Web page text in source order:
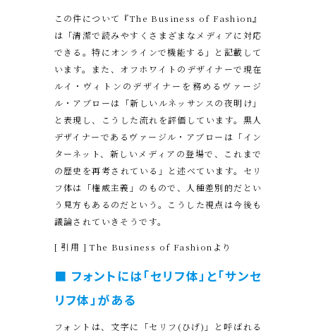
この件について『The Business of Fashion』
は「清潔で読みやすくさまざまなメディアに対応
できる。特にオンラインで機能する」と記載して
います。また、オフホワイトのデザイナーで現在
ルイ・ヴィトンのデザイナーを務めるヴァージ
ル・アブローは「新しいルネッサンスの夜明け」
と表現し、こうした流れを評価しています。黒人
デザイナーであるヴァージル・アブローは「イン
ターネット、新しいメディアの登場で、これまで
の歴史を再考されている」と述べています。セリ
フ体は「権威主義」のもので、人種差別的だとい
う見方もあるのだという。こうした視点は今後も
議論されていきそうです。
[ 引用 ]The Business of Fashion より
■ フォントには「セリフ体」と「サンセ
リフ体」がある
フォントは、文字に「セリフ(ひげ)」と呼ばれる